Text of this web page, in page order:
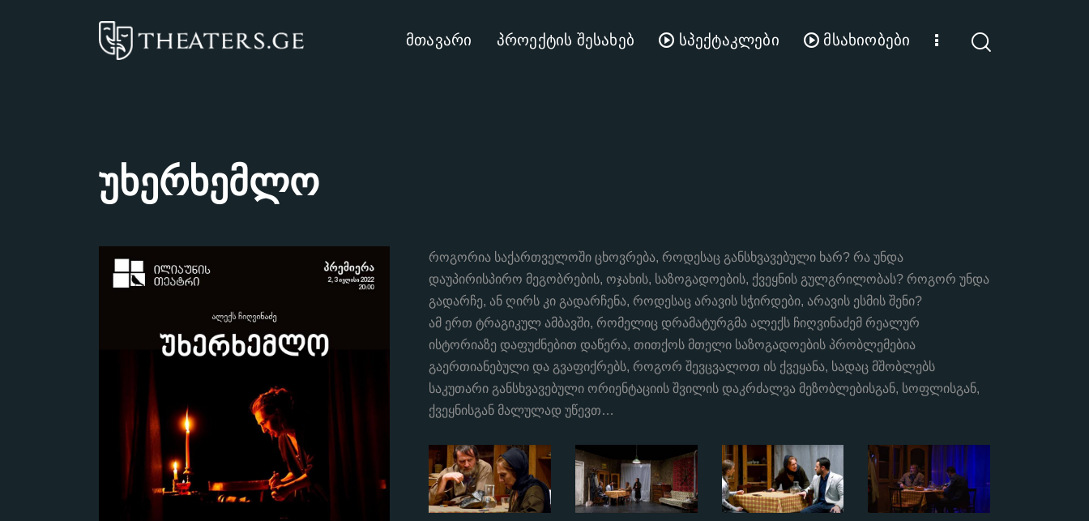
მთავარი პროექტის შესახებ სპექტაკლები მსახიობები
უხერხემლო
როგორია საქართველოში ცხოვრება, როდესაც განსხვავებული ხარ? რა უნდა
დაუპირისპირო მეგობრების, ოჯახის, საზოგადოების, ქვეყნის გულგრილობას? როგორ უნდა
გადარჩე, ან ღირს კი გადარჩენა, როდესაც არავის სჭირდები, არავის ესმის შენი?
ამ ერთ ტრაგიკულ ამბავში, რომელიც დრამატურგმა ალექს ჩიღვინაძემ რეალურ
ისტორიაზე დაფუძნებით დაწერა, თითქოს მთელი საზოგადოების პრობლემებია
გაერთიანებული და გვაფიქრებს, როგორ შევცვალოთ ის ქვეყანა, სადაც მშობლებს
საკუთარი განსხვავებული ორიენტაციის შვილის დაკრძალვა მეზობლებისგან, სოფლისგან,
ქვეყნისგან მალულად უწევთ…